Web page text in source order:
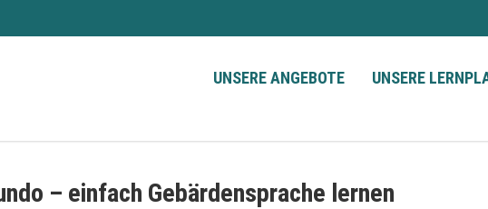
UNSERE ANGEBOTE UNSERE
– einfach Gebärdensprache lernen